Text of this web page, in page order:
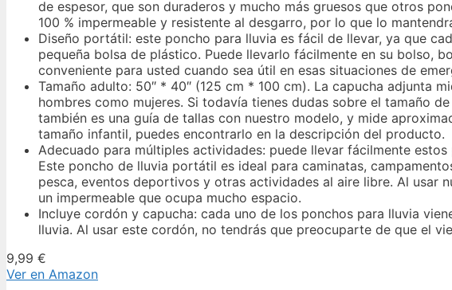
de espesor, que son duraderos y mucho más gruesos que otros
100 % impermeable y resistente al desgarro, por lo que lo
Diseño portátil: este poncho para lluvia es fácil de llevar, ya que
pequeña bolsa de plástico. Puede llevarlo fácilmente en su bolso,
conveniente para usted cuando sea útil en esas situaciones de
Tamaño adulto: 50″ * 40″ (125 cm * 100 cm). La capucha adjunta
hombres como mujeres. Si todavía tienes dudas sobre el tamaño
también es una guía de tallas con nuestro modelo, y mide
tamaño infantil, puedes encontrarlo en la descripción del producto.
Adecuado para múltiples actividades: puede llevar fácilmente
Este poncho de lluvia portátil es ideal para caminatas,
pesca, eventos deportivos y otras actividades al aire libre. Al usar
un impermeable que ocupa mucho espacio.
Incluye cordón y capucha: cada uno de los ponchos para lluvia
lluvia. Al usar este cordón, no tendrás que preocuparte de que el
9,99 €
Ver en Amazon